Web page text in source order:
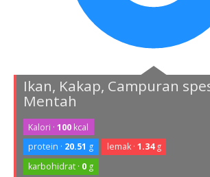
Ikan, Kakap, Campuran
Mentah
Kalori ·100 kcal
protein · 20.51 g lemak · 1.34g
karbohidrat · 0 g